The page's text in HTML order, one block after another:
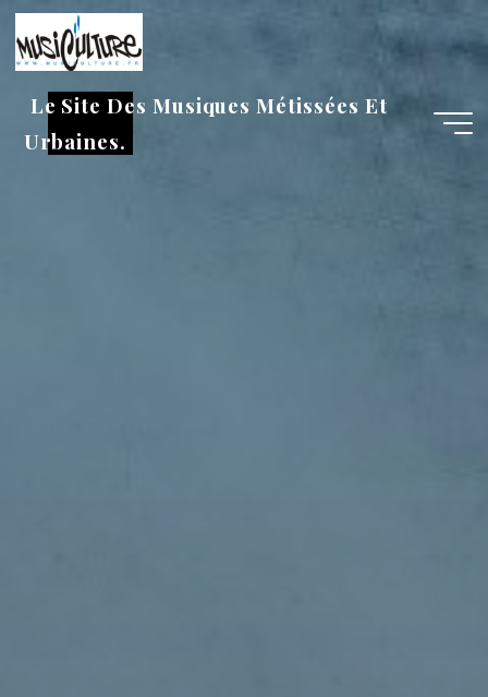
Aller
au
contenu
Le Site Des Musiques Métissées Et
Urbaines.